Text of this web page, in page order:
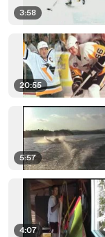
3:58
20:55
5:57
4:07